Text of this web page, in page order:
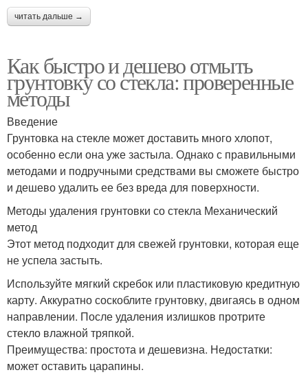
читать дальше →
Как быстро и дешево отмыть
грунтовку со стекла: проверенные
методы
Введение
Грунтовка на стекле может доставить много хлопот,
особенно если она уже застыла. Однако с правильными
методами и подручными средствами вы сможете быстро
и дешево удалить ее без вреда для поверхности.
Методы удаления грунтовки со стекла Механический
метод
Этот метод подходит для свежей грунтовки, которая еще
не успела застыть.
Используйте мягкий скребок или пластиковую кредитную
карту. Аккуратно соскоблите грунтовку, двигаясь в одном
направлении. После удаления излишков протрите
стекло влажной тряпкой.
Преимущества: простота и дешевизна. Недостатки:
может оставить царапины.